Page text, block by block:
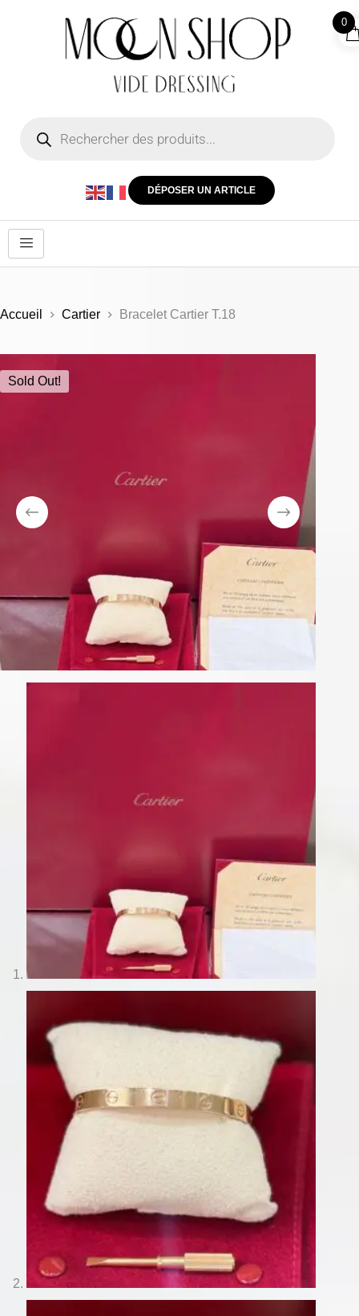
DÉPOSER UN ARTICLE
Accueil Cartier Bracelet Cartier T.18
Sold Out!
0